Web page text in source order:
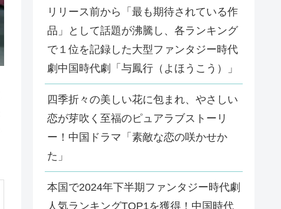
リリース前から「最も期待されている作
品」として話題が沸騰し、各ランキング
で１位を記録した大型ファンタジー時代
劇中国時代劇「与鳳行（よほうこう）」
四季折々の美しい花に包まれ、やさしい
恋が芽吹く至福のピュアラブストーリ
ー！中国ドラマ「素敵な恋の咲かせか
た」
本国で2024年下半期ファンタジー時代劇
人気ランキングTOP1を獲得！中国時代